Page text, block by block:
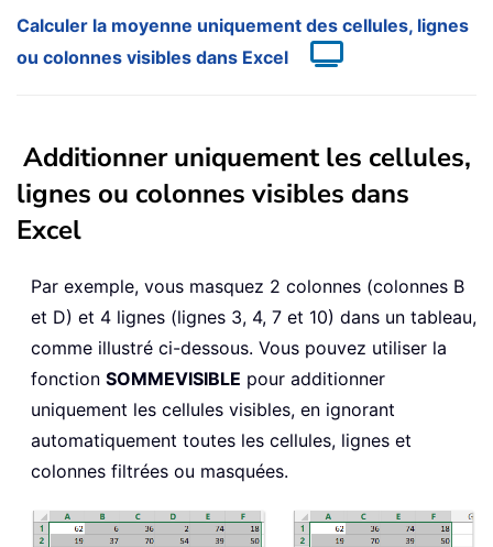
Calculer la moyenne uniquement des cellules, lignes
ou colonnes visibles dans Excel
Additionner uniquement les cellules,
lignes ou colonnes visibles dans
Excel
Par exemple, vous masquez 2 colonnes (colonnes B
et D) et 4 lignes (lignes 3, 4, 7 et 10) dans un tableau,
comme illustré ci-dessous. Vous pouvez utiliser la
fonction SOMMEVISIBLE pour additionner
uniquement les cellules visibles, en ignorant
automatiquement toutes les cellules, lignes et
colonnes filtrées ou masquées.